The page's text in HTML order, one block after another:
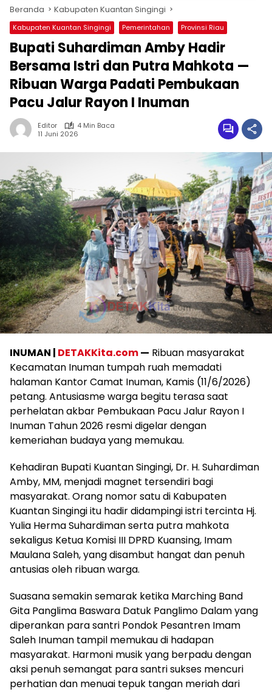
Beranda Kabupaten Kuantan Singingi
Kabupaten Kuantan Singingi Pemerintahan Provinsi Riau
Bupati Suhardiman Amby Hadir
Bersama Istri dan Putra Mahkota —
Ribuan Warga Padati Pembukaan
Pacu Jalur Rayon I Inuman
Editor
4 Min Baca
11 Juni 2026
INUMAN | DETAKKita.com— Ribuan masyarakat
Kecamatan Inuman tumpah ruah memadati
halaman Kantor Camat Inuman, Kamis (11/6/2026)
petang. Antusiasme warga begitu terasa saat
perhelatan akbar Pembukaan Pacu Jalur Rayon I
Inuman Tahun 2026 resmi digelar dengan
kemeriahan budaya yang memukau.
Kehadiran Bupati Kuantan Singingi, Dr. H. Suhardiman
Amby, MM, menjadi magnet tersendiri bagi
masyarakat. Orang nomor satu di Kabupaten
Kuantan Singingi itu hadir didampingi istri tercinta Hj.
Yulia Herma Suhardiman serta putra mahkota
sekaligus Ketua Komisi III DPRD Kuansing, Imam
Maulana Saleh, yang disambut hangat dan penuh
antusias oleh ribuan warga.
Suasana semakin semarak ketika Marching Band
Gita Panglima Baswara Datuk Panglimo Dalam yang
diperankan para santri Pondok Pesantren Imam
Saleh Inuman tampil memukau di hadapan
masyarakat. Harmoni musik yang berpadu dengan
aksi penuh semangat para santri sukses mencuri
perhatian dan menuai tepuk tangan meriah dari